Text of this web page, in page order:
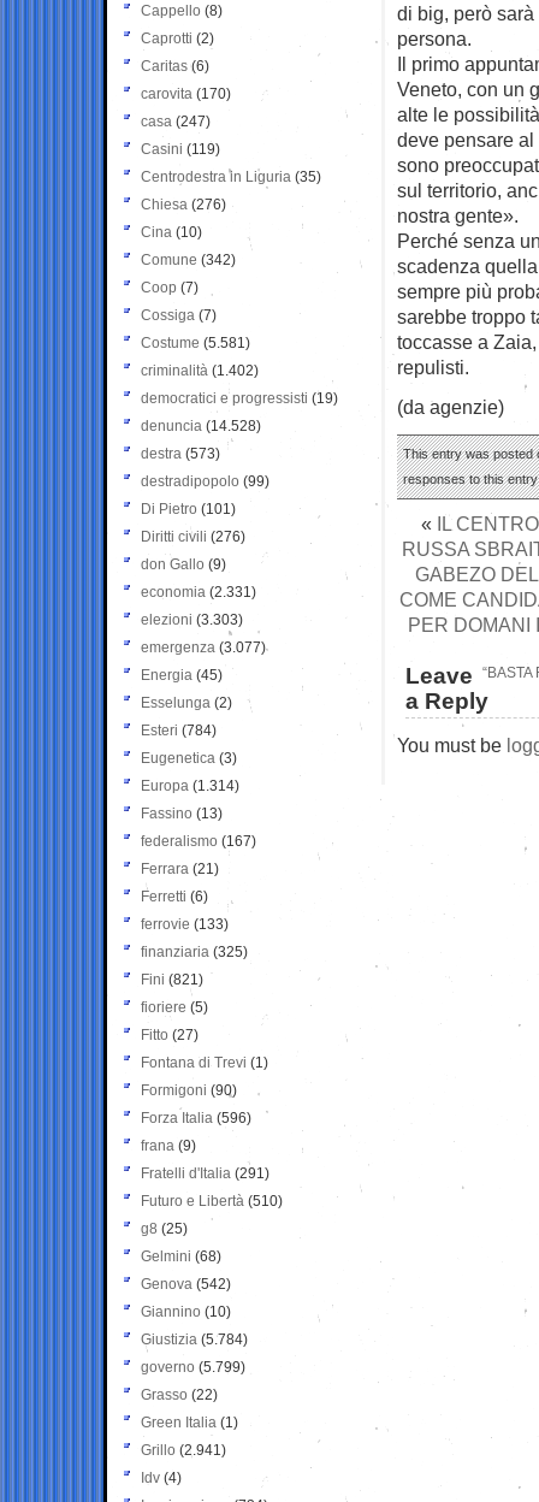
di big, però
persona.
Il primo
Veneto, con un
alte le
deve pensare
sono
sul territorio,
nostra gente».
Perché senza
scadenza
sempre più
sarebbe troppo
toccasse a
repulisti.
(da agenzie)
This entry was posted
responses to this
« IL
RUSSA
GABEZO
COME
PER DOMANI
Leave
a Reply
You must be
Cappello (8)
Caprotti (2)
Caritas (6)
carovita (170)
casa (247)
Casini (119)
Centrodestra in Liguria (35)
Chiesa (276)
Cina (10)
Comune (342)
Coop (7)
Cossiga (7)
Costume (5.581)
criminalità (1.402)
democratici e progressisti (19)
denuncia (14.528)
destra (573)
destradipopolo (99)
Di Pietro (101)
Diritti civili (276)
don Gallo (9)
economia (2.331)
elezioni (3.303)
emergenza (3.077)
Energia (45)
Esselunga (2)
Esteri (784)
Eugenetica (3)
Europa (1.314)
Fassino (13)
federalismo (167)
Ferrara (21)
Ferretti (6)
ferrovie (133)
finanziaria (325)
Fini (821)
fioriere (5)
Fitto (27)
Fontana di Trevi (1)
Formigoni (90)
Forza Italia (596)
frana (9)
Fratelli d'Italia (291)
Futuro e Libertà (510)
g8 (25)
Gelmini (68)
Genova (542)
Giannino (10)
Giustizia (5.784)
governo (5.799)
Grasso (22)
Green Italia (1)
Grillo (2.941)
Idv (4)